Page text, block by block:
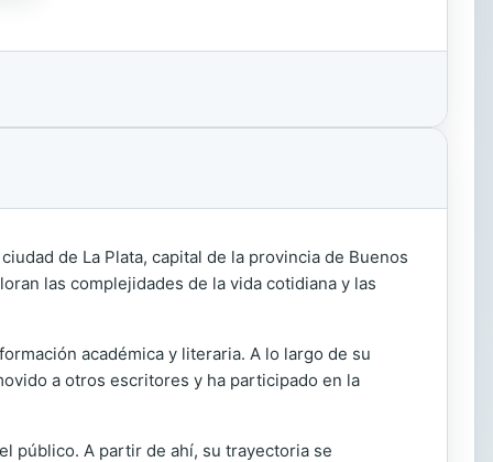
de La Plata, capital de la provincia de Buenos
las complejidades de la vida cotidiana y las
académica y literaria. A lo largo de su
a otros escritores y ha participado en la
público. A partir de ahí, su trayectoria se